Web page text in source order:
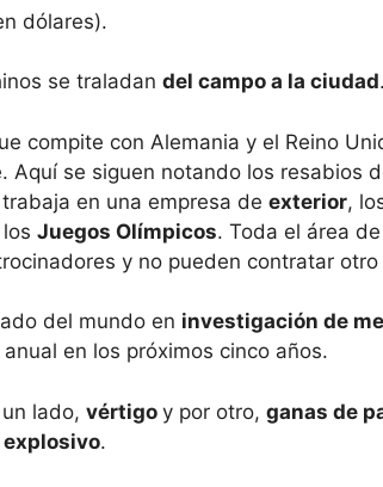
dólares).
se traladan del campo a la ciudad.
compite con Alemania y el Reino
Aquí se siguen notando los resabios
en una empresa de exterior,
Juegos Olímpicos. Toda el área
y no pueden contratar
del mundo en investigación de
en los próximos cinco años.
lado, vértigo y por otro, ganas de
.